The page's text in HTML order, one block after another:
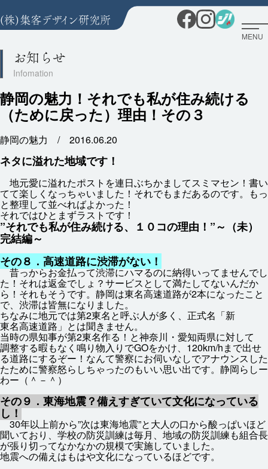
MENU
お知らせ
静岡の魅力！それでも私が住み続ける
（ために戻った）理由！その３
静岡の魅力 / 2016.06.20
ネタに溢れた地域です！
地元愛に溢れたポストを連日ぶちかましてスミマセン！ 書い
てて楽しくなっちゃいました！それでもまだあるのです。もっ
と整理して並べればよかった！
それではひとまずラストです！
”それでも私が住み続ける、１０コの理由 ！”～（未）
完結編～
その８． 高速道路に渋滞がない！
昔っからお金払って渋滞にハマるのに納得いってませんでし
た！それは返金でしょ？サービスとして満たしてないんだか
ら！それもそうです。 静岡は東名高速道路が2本になったこと
で、 渋滞は皆無になりました。
ちなみに地元では第2東名と呼ぶ人が多 く、 正式名 「新
東名高速道路 」とは聞きません。
当時の県知事が第2東名作る！と神奈川 ・ 愛知両県に対して
調整する暇もなく 鳴り物入 りでGOをかけ、120km/hまで出せ
る道路にするぞー！なんて警察にお伺いなしでアナウンスした
たために警察怒らしちゃったのもいい思い出です。 静岡らしー
わー（＾－＾）
その９． 東海地震？備えすぎていて文化になっている
し！
30年以上前から”次は東海地震”と大人の口から酸っぱいほど
聞いており、 学校の防災訓練は毎月 、 地域の防災訓練も組合長
が張り切ってなかなかの規模で実施していました。
地震への備えはもはや文化になっているほどです。